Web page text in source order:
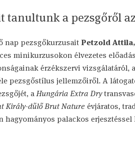
tanultunk a pezsgőről az
nap pezsgőkurzusait Petzold
minikurzusokon élvezetes
érzékszervi vizsgálatáról,
pezsgőstílus jellemzőiről. A
aHungária Extra Dry
Király-dűlő Brut Natureévjáratos,
hagyományos palackos